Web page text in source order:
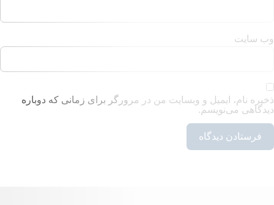
و وبسایت من در مرورگر برای زمانی که دوباره